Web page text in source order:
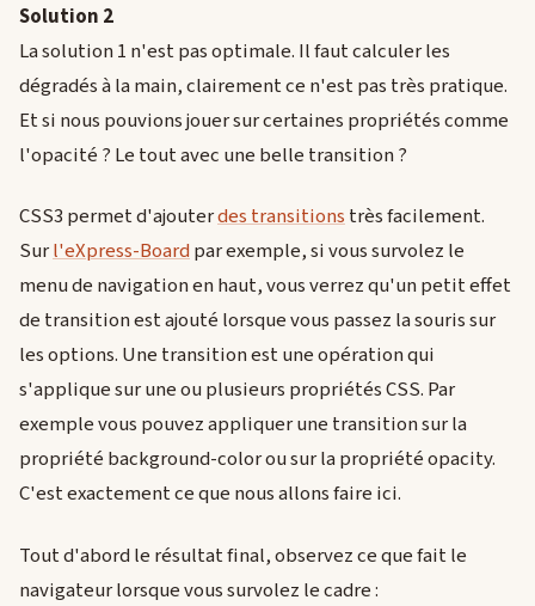
Solution 2
La solution 1 n'est pas optimale. Il faut calculer les
dégradés à la main, clairement ce n'est pas très pratique.
Et si nous pouvions jouer sur certaines propriétés comme
l'opacité ? Le tout avec une belle transition ?
CSS3 permet d'ajouterdes transitionstrès facilement.
Surl'eXpress-Boardpar exemple, si vous survolez le
menu de navigation en haut, vous verrez qu'un petit effet
de transition est ajouté lorsque vous passez la souris sur
les options. Une transition est une opération qui
s'applique sur une ou plusieurs propriétés CSS. Par
exemple vous pouvez appliquer une transition sur la
propriété background-color ou sur la propriété opacity.
C'est exactement ce que nous allons faire ici.
Tout d'abord le résultat final, observez ce que fait le
navigateur lorsque vous survolez le cadre :